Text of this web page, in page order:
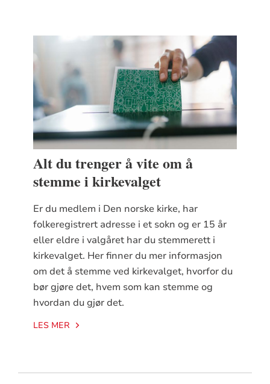
innleveres om at de vil være
valgbare når bispedømmerådet
og Kirkemøtet trer i funksjon
Alt du trenger å vite om å
stemme i kirkevalget
Er du medlem i Den norske kirke, har
folkeregistrert adresse i et sokn og er 15 år
eller eldre i valgåret har du stemmerett i
kirkevalget. Her finner du mer informasjon
om det å stemme ved kirkevalget, hvorfor du
bør gjøre det, hvem som kan stemme og
hvordan du gjør det.
LES MER